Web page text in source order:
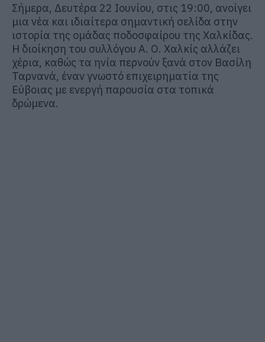
Σήμερα, Δευτέρα 22 Ιουνίου, στις 19:00, ανοίγει
μια νέα και ιδιαίτερα σημαντική σελίδα στην
ιστορία της ομάδας ποδοσφαίρου της Χαλκίδας.
Η διοίκηση του συλλόγου Α. Ο. Χαλκίς αλλάζει
χέρια, καθώς τα ηνία περνούν ξανά στον Βασίλη
Ταρνανά, έναν γνωστό επιχειρηματία της
Εύβοιας με ενεργή παρουσία στα τοπικά
δρώμενα.